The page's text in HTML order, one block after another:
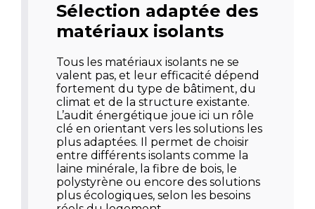
Sélection adaptée des
matériaux isolants
Tous les matériaux isolants ne se
valent pas, et leur efficacité dépend
fortement du type de bâtiment, du
climat et de la structure existante.
L’audit énergétique joue ici un rôle
clé en orientant vers les solutions les
plus adaptées. Il permet de choisir
entre différents isolants comme la
laine minérale, la fibre de bois, le
polystyrène ou encore des solutions
plus écologiques, selon les besoins